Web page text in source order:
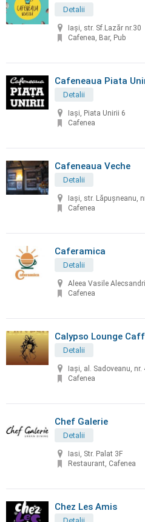
Detalii
Iași, str. Sf.Lazăr nr.30
Cafenea, Bar, Pub
Cafeneaua Piata
Detalii
Iași, Piata Unirii 6
Cafenea
Cafeneaua Veche
Detalii
Iaşi, str. Lăpuşneanu,
Cafenea
Caferamica
Detalii
Aleea Vasile
Cafenea
Calypso Lounge
Detalii
Iași, al. Sadoveanu, nr.
Cafenea
Chef Galerie
Detalii
Iasi, Str. Palat 3F
Restaurant, Cafenea
Chez Les Amis